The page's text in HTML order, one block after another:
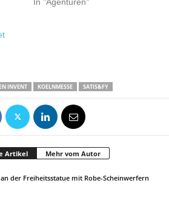
INVENT KOELNMESSE SATIS&FY
Artikel Mehr vom Autor
der Freiheitsstatue mit Robe-Scheinwerfern